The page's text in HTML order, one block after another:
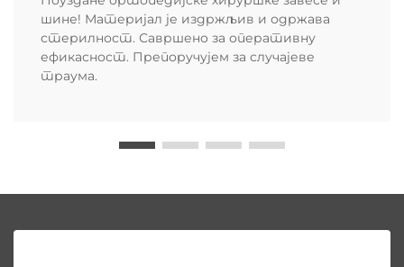
шине! Материјал је издржљив и одржава
стерилност. Савршено за оперативну
ефикасност. Препоручујем за случајеве
траума.